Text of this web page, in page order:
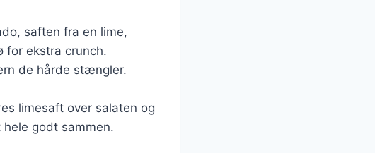
saften fra en lime,
for ekstra crunch.
de hårde stængler.
limesaft over salaten og
godt sammen.